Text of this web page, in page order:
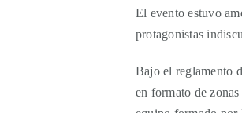
El evento estuvo
protagonistas
Bajo el reglamento
en formato de